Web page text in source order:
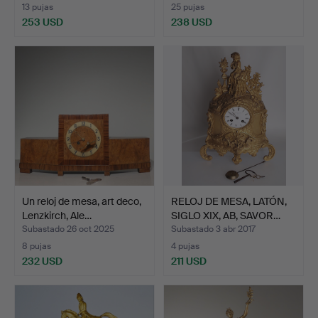
13 pujas
253 USD
25 pujas
238 USD
Un reloj de mesa, art deco,
Lenzkirch, Ale…
Subastado 26 oct 2025
8 pujas
232 USD
RELOJ DE MESA, LATÓN,
SIGLO XIX, AB, SAVOR…
Subastado 3 abr 2017
4 pujas
211 USD